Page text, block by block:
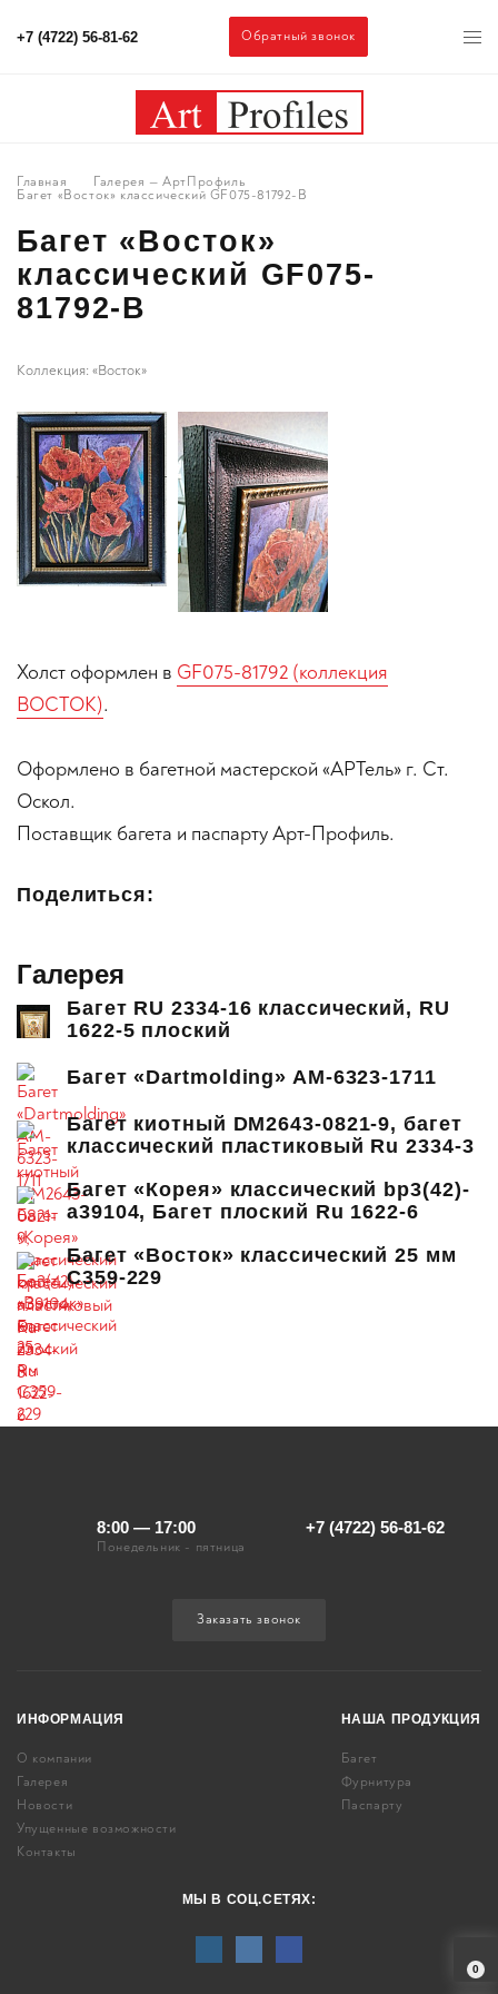
+7 (4722) 56-81-62 Обратный звонок
Главная
Галерея — АртПрофиль
Багет «Восток» классический GF075-81792-B
Багет «Восток»
классический GF075-
81792-B
Коллекция: «Восток»
Холст оформлен в GF075-81792 (коллекция
ВОСТОК).
Оформлено в багетной мастерской «АРТель» г. Ст.
Оскол.
Поставщик багета и паспарту Арт-Профиль.
Поделиться:
Галерея
Багет RU 2334-16 классический, RU
1622-5 плоский
Багет «Dartmolding» AM-6323-1711
Багет киотный DM2643-0821-9, багет
классический пластиковый Ru 2334-3
Багет «Корея» классический bp3(42)-
a39104, Багет плоский Ru 1622-6
Багет «Восток» классический 25 мм
C359-229
8:00 — 17:00
Понедельник - пятница
+7 (4722) 56-81-62
Заказать звонок
МЫ В СОЦ.СЕТЯХ:
ИНФОРМАЦИЯ
О компании
Галерея
Новости
Упущенные возможности
Контакты
НАША ПРОДУКЦИЯ
Багет
Фурнитура
Паспарту
0